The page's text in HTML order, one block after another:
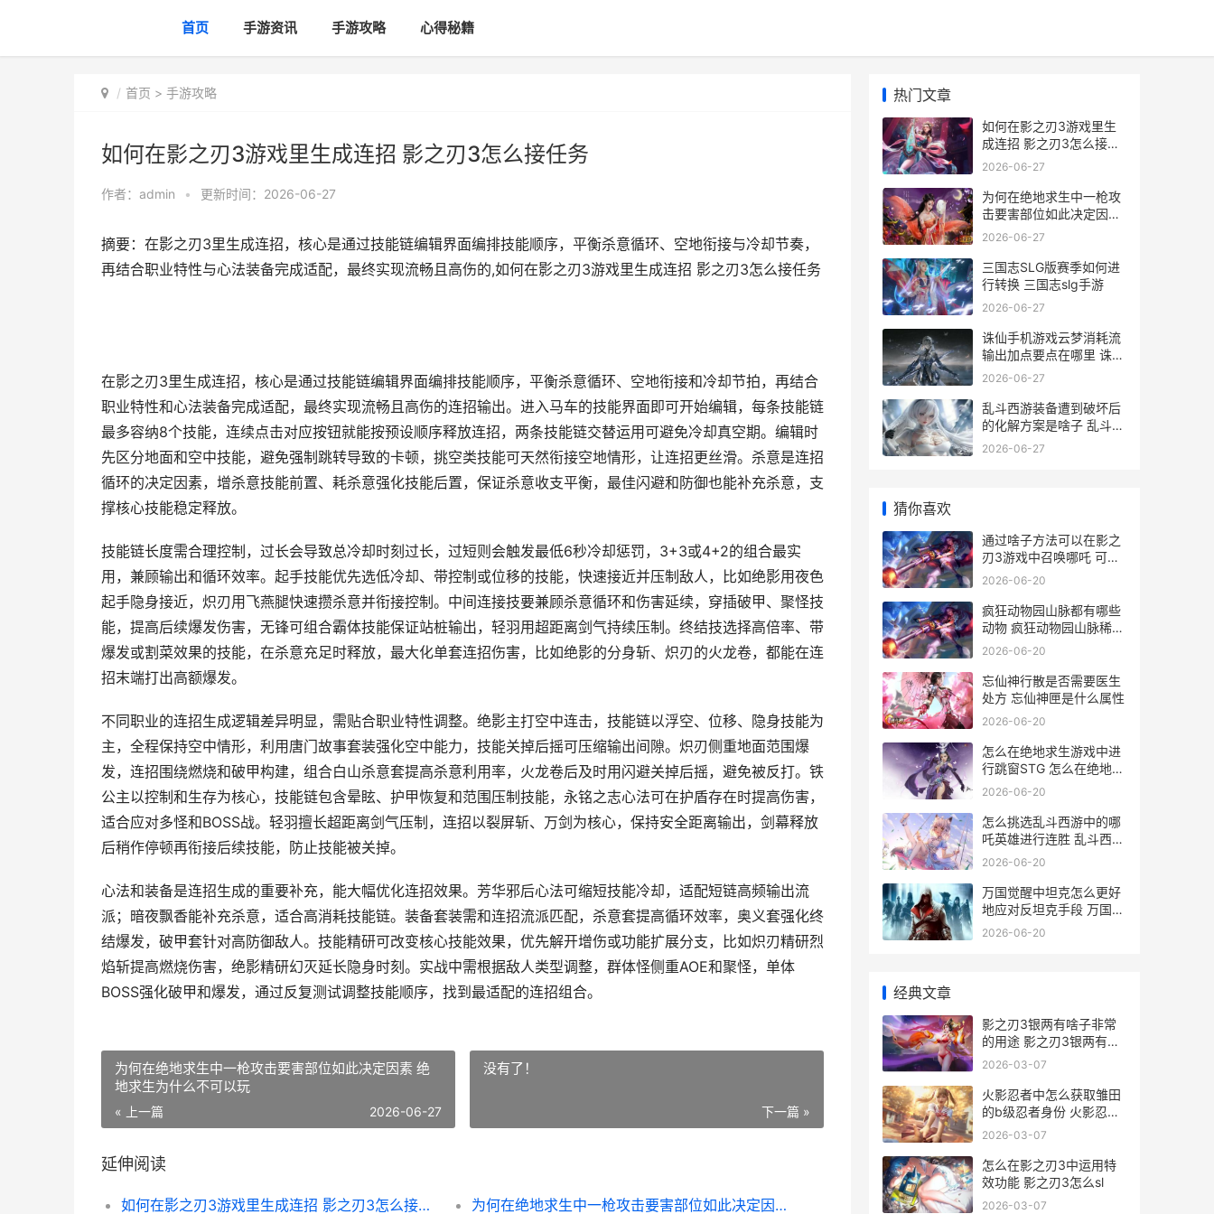
首页 手游资讯 手游攻略 心得秘籍
首页 > 手游攻略
如何在影之刃3游戏里生成连招 影之刃3怎么接任务
作者： admin • 更新时间：2026-06-27
摘要：在影之刃3里生成连招，核心是通过技能链编辑界面编排技能顺序，平衡杀意循环、空地衔接与冷却节奏，
再结合职业特性与心法装备完成适配，最终实现流畅且高伤的,如何在影之刃3游戏里生成连招 影之刃3怎么接任务
在影之刃3里生成连招，核心是通过技能链编辑界面编排技能顺序，平衡杀意循环、空地衔接和冷却节拍，再结合
职业特性和心法装备完成适配，最终实现流畅且高伤的连招输出。进入马车的技能界面即可开始编辑，每条技能链
最多容纳8个技能，连续点击对应按钮就能按预设顺序释放连招，两条技能链交替运用可避免冷却真空期。编辑时
先区分地面和空中技能，避免强制跳转导致的卡顿，挑空类技能可天然衔接空地情形，让连招更丝滑。杀意是连招
循环的决定因素，增杀意技能前置、耗杀意强化技能后置，保证杀意收支平衡，最佳闪避和防御也能补充杀意，支
撑核心技能稳定释放。
技能链长度需合理控制，过长会导致总冷却时刻过长，过短则会触发最低6秒冷却惩罚，3+3或4+2的组合最实
用，兼顾输出和循环效率。起手技能优先选低冷却、带控制或位移的技能，快速接近并压制敌人，比如绝影用夜色
起手隐身接近，炽刃用飞燕腿快速攒杀意并衔接控制。中间连接技要兼顾杀意循环和伤害延续，穿插破甲、聚怪技
能，提高后续爆发伤害，无锋可组合霸体技能保证站桩输出，轻羽用超距离剑气持续压制。终结技选择高倍率、带
爆发或割菜效果的技能，在杀意充足时释放，最大化单套连招伤害，比如绝影的分身斩、炽刃的火龙卷，都能在连
招末端打出高额爆发。
不同职业的连招生成逻辑差异明显，需贴合职业特性调整。绝影主打空中连击，技能链以浮空、位移、隐身技能为
主，全程保持空中情形，利用唐门故事套装强化空中能力，技能关掉后摇可压缩输出间隙。炽刃侧重地面范围爆
发，连招围绕燃烧和破甲构建，组合白山杀意套提高杀意利用率，火龙卷后及时用闪避关掉后摇，避免被反打。铁
公主以控制和生存为核心，技能链包含晕眩、护甲恢复和范围压制技能，永铭之志心法可在护盾存在时提高伤害，
适合应对多怪和BOSS战。轻羽擅长超距离剑气压制，连招以裂屏斩、万剑为核心，保持安全距离输出，剑幕释放
后稍作停顿再衔接后续技能，防止技能被关掉。
心法和装备是连招生成的重要补充，能大幅优化连招效果。芳华邪后心法可缩短技能冷却，适配短链高频输出流
派；暗夜飘香能补充杀意，适合高消耗技能链。装备套装需和连招流派匹配，杀意套提高循环效率，奥义套强化终
结爆发，破甲套针对高防御敌人。技能精研可改变核心技能效果，优先解开增伤或功能扩展分支，比如炽刃精研烈
焰斩提高燃烧伤害，绝影精研幻灭延长隐身时刻。实战中需根据敌人类型调整，群体怪侧重AOE和聚怪，单体
BOSS强化破甲和爆发，通过反复测试调整技能顺序，找到最适配的连招组合。
为何在绝地求生中一枪攻击要害部位如此决定因素 绝
地求生为什么不可以玩
« 上一篇 2026-06-27
没有了！
下一篇 »
延伸阅读
如何在影之刃3游戏里生成连招 影之刃3怎么接任务 为何在绝地求生中一枪攻击要害部位如此决定因素 绝地求生为什么不可以玩
热门文章
如何在影之刃3游戏里生
成连招 影之刃3怎么接任
务
2026-06-27
为何在绝地求生中一枪攻
击要害部位如此决定因素
绝地求生为什么不可以玩
2026-06-27
三国志SLG版赛季如何进
行转换 三国志slg手游
2026-06-27
诛仙手机游戏云梦消耗流
输出加点要点在哪里 诛仙
手游3011客户端
2026-06-27
乱斗西游装备遭到破坏后
的化解方案是啥子 乱斗西
游武器等级
2026-06-27
猜你喜欢
通过啥子方法可以在影之
刃3游戏中召唤哪吒 可以
用哪些方法
2026-06-20
疯狂动物园山脉都有哪些
动物 疯狂动物园山脉稀有
动物怎么抓
2026-06-20
忘仙神行散是否需要医生
处方 忘仙神匣是什么属性
2026-06-20
怎么在绝地求生游戏中进
行跳窗STG 怎么在绝地求
生中看帧数显示
2026-06-20
怎么挑选乱斗西游中的哪
吒英雄进行连胜 乱斗西游
新手阵容推荐
2026-06-20
万国觉醒中坦克怎么更好
地应对反坦克手段 万国觉
醒坦骑
2026-06-20
经典文章
影之刃3银两有啥子非常
的用途 影之刃3银两有什
么用
2026-03-07
火影忍者中怎么获取雏田
的b级忍者身份 火影忍者
中怎么解锁秘卷
2026-03-07
怎么在影之刃3中运用特
效功能 影之刃3怎么sl
2026-03-07